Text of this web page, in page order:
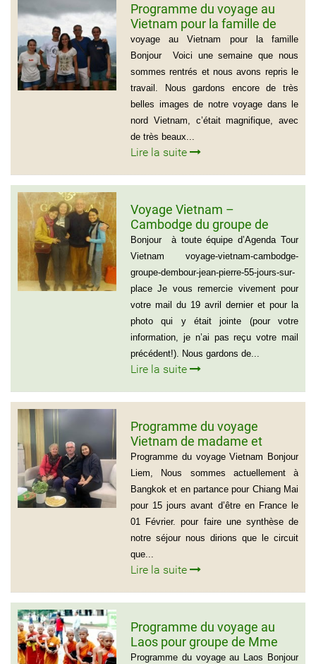
Programme du voyage au
Vietnam pour la famille de
Mme BEAUGRAND
voyage au Vietnam pour la famille
Bonjour Voici une semaine que nous
sommes rentrés et nous avons repris le
travail. Nous gardons encore de très
belles images de notre voyage dans le
nord Vietnam, c’était magnifique, avec
de très beaux...
Lire la suite
Voyage Vietnam –
Cambodge du groupe de
madame et Monsieur
DEMBOUR JEAN-PIERRE (55
jours sur place)
Bonjour à toute équipe d’Agenda Tour
Vietnam voyage-vietnam-cambodge-
groupe-dembour-jean-pierre-55-jours-sur-
place Je vous remercie vivement pour
votre mail du 19 avril dernier et pour la
photo qui y était jointe (pour votre
information, je n’ai pas reçu votre mail
précédent!). Nous gardons de...
Lire la suite
Programme du voyage
Vietnam de madame et
Monsieur Michel et Michèle
LEROUX
Programme du voyage Vietnam Bonjour
Liem, Nous sommes actuellement à
Bangkok et en partance pour Chiang Mai
pour 15 jours avant d’être en France le
01 Février. pour faire une synthèse de
notre séjour nous dirions que le circuit
que...
Lire la suite
Programme du voyage au
Laos pour groupe de Mme
Samul Le Vourch, 7
Programme du voyage au Laos Bonjour